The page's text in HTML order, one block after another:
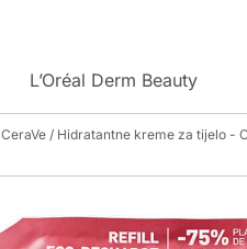
L’Oréal Derm Beauty
CeraVe / Hidratantne kreme za tijelo -